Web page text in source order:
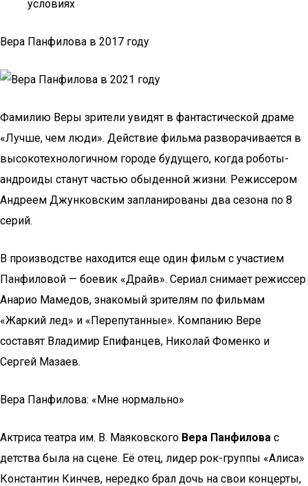
условиях
Вера Панфилова в 2017 году
Фамилию Веры зрители увидят в фантастической драме
«Лучше, чем люди». Действие фильма разворачивается в
высокотехнологичном городе будущего, когда роботы-
андроиды станут частью обыденной жизни. Режиссером
Андреем Джунковским запланированы два сезона по 8
серий.
В производстве находится еще один фильм с участием
Панфиловой — боевик «Драйв». Сериал снимает режиссер
Анарио Мамедов, знакомый зрителям по фильмам
«Жаркий лед» и «Перепутанные». Компанию Вере
составят Владимир Епифанцев, Николай Фоменко и
Сергей Мазаев.
Вера Панфилова: «Мне нормально»
Актриса театра им. В. Маяковского Вера Панфилова с
детства была на сцене. Её отец, лидер рок-группы «Алиса»
Константин Кинчев, нередко брал дочь на свои концерты,